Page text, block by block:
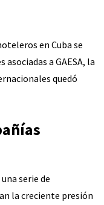
en Cuba se
a GAESA, la
quedó
serie de
la creciente presión